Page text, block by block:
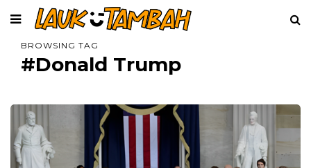
BROWSING TAG
#Donald Trump